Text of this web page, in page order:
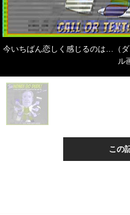
今いちばん恋しく感じるのは…（
ル
この